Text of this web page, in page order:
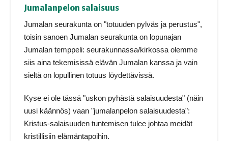
Jumalanpelon salaisuus
Jumalan seurakunta on "totuuden pylväs ja perustus",
toisin sanoen Jumalan seurakunta on lopunajan
Jumalan temppeli: seurakunnassa/kirkossa olemme
siis aina tekemisissä elävän Jumalan kanssa ja vain
sieltä on lopullinen totuus löydettävissä.
Kyse ei ole tässä "uskon pyhästä salaisuudesta" (näin
uusi käännös) vaan "jumalanpelon salaisuudesta":
Kristus-salaisuuden tuntemisen tulee johtaa meidät
kristillisiin elämäntapoihin.